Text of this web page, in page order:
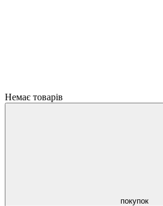
Немає товарів
покупок